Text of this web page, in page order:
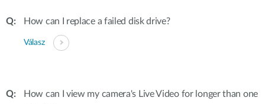
How can I replace a failed disk drive?
Válasz
How can I view my camera's Live Video for longer than one